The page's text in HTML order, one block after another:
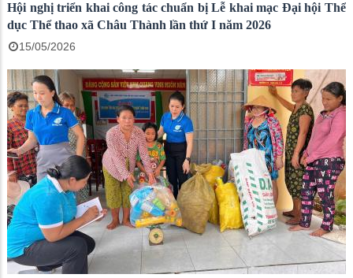
Hội nghị triển khai công tác chuẩn bị Lễ khai mạc Đại hội Thể
dục Thể thao xã Châu Thành lần thứ I năm 2026
15/05/2026